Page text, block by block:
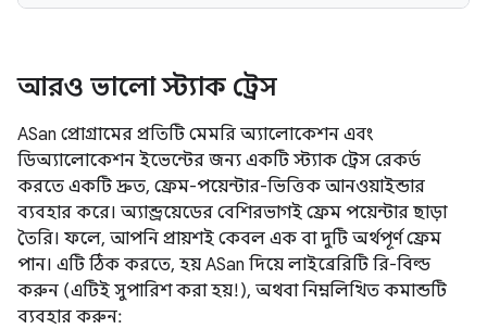
আরও ভালো স্ট্যাক ট্রেস
ASan প্রোগ্রামের প্রতিটি মেমরি অ্যালোকেশন এবং
ডিঅ্যালোকেশন ইভেন্টের জন্য একটি স্ট্যাক ট্রেস রেকর্ড
করতে একটি দ্রুত, ফ্রেম-পয়েন্টার-ভিত্তিক আনওয়াইন্ডার
ব্যবহার করে। অ্যান্ড্রয়েডের বেশিরভাগই ফ্রেম পয়েন্টার ছাড়া
তৈরি। ফলে, আপনি প্রায়শই কেবল এক বা দুটি অর্থপূর্ণ ফ্রেম
পান। এটি ঠিক করতে, হয় ASan দিয়ে লাইব্রেরিটি রি-বিল্ড
করুন (এটিই সুপারিশ করা হয়!), অথবা নিম্নলিখিত কমান্ডটি
ব্যবহার করুন: